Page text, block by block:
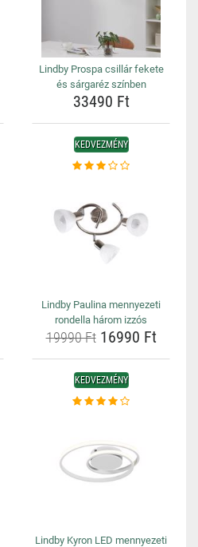
Lindby Prospa csillár fekete
és sárgaréz színben
33490 Ft
KEDVEZMÉNY
Lindby Paulina mennyezeti
rondella három izzós
19990 Ft16990 Ft
KEDVEZMÉNY
Lindby Kyron LED mennyezeti